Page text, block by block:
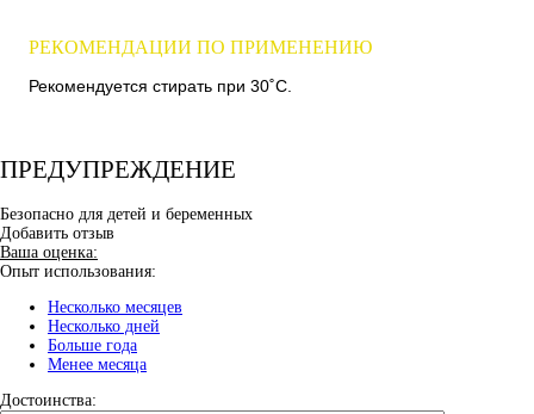
РЕКОМЕНДАЦИИ ПО ПРИМЕНЕНИЮ
Рекомендуется стирать при 30˚C.
ПРЕДУПРЕЖДЕНИЕ
Безопасно для детей и беременных
Добавить отзыв
Ваша оценка:
Опыт использования:
Несколько месяцев
Несколько дней
Больше года
Менее месяца
Достоинства: